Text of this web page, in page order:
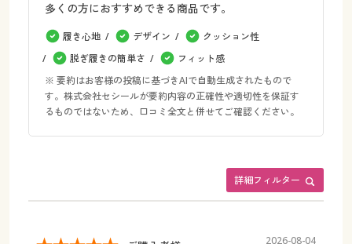
多くの方におすすめできる商品です。
履き心地 デザイン
クッション性
脱ぎ履きの簡単さ
フィット感
※ 要約はお客様の投稿に基づきAIで自動生成されたもので
す。株式会社セシールが要約内容の正確性や適切性を保証す
るものではないため、口コミ全文と併せてご確認ください。
詳細フィルター
2026-08-04